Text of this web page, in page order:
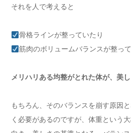
それを人で考えると
骨格ラインが整っていたり
筋肉のボリュームバランスが整っ
メリハリある均整がとれた体が、美
もちろん、そのバランスを崩す原因
く必要があるのですが、体重という